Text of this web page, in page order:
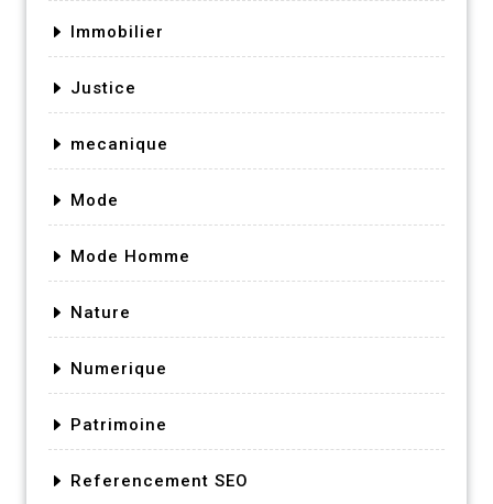
Immobilier
Justice
mecanique
Mode
Mode Homme
Nature
Numerique
Patrimoine
Referencement SEO